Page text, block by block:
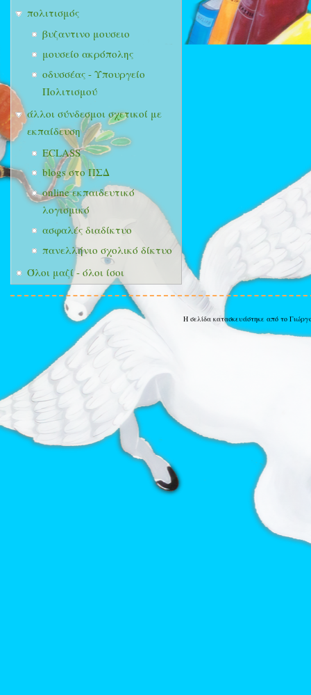
πολιτισμός
βυζαντινο μουσειο
μουσείο ακρόπολης
οδυσσέας - Υπουργείο
Πολιτισμού
άλλοι σύνδεσμοι σχετικοί με
εκπαίδευση
ECLASS
blogs στο ΠΣΔ
online εκπαιδευτικό
λογισμικό
ασφαλές διαδίκτυο
πανελλήνιο σχολικό δίκτυο
Όλοι μαζί - όλοι ίσοι
Η σελίδα κατασκευάστηκε από το